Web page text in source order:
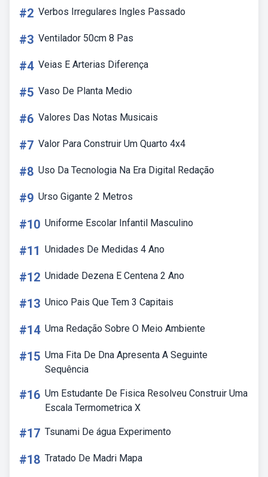
#2 Verbos Irregulares Ingles Passado
#3 Ventilador 50cm 8 Pas
#4 Veias E Arterias Diferença
#5 Vaso De Planta Medio
#6 Valores Das Notas Musicais
#7 Valor Para Construir Um Quarto 4x4
#8 Uso Da Tecnologia Na Era Digital Redação
#9 Urso Gigante 2 Metros
#10 Uniforme Escolar Infantil Masculino
#11 Unidades De Medidas 4 Ano
#12 Unidade Dezena E Centena 2 Ano
#13 Unico Pais Que Tem 3 Capitais
#14 Uma Redação Sobre O Meio Ambiente
#15 Uma Fita De Dna Apresenta A Seguinte
Sequência
#16 Um Estudante De Fisica Resolveu Construir Uma
Escala Termometrica X
#17 Tsunami De água Experimento
#18 Tratado De Madri Mapa